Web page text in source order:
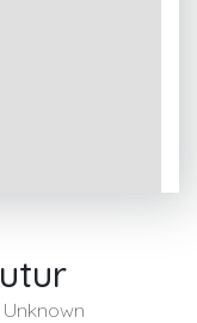
Unknown